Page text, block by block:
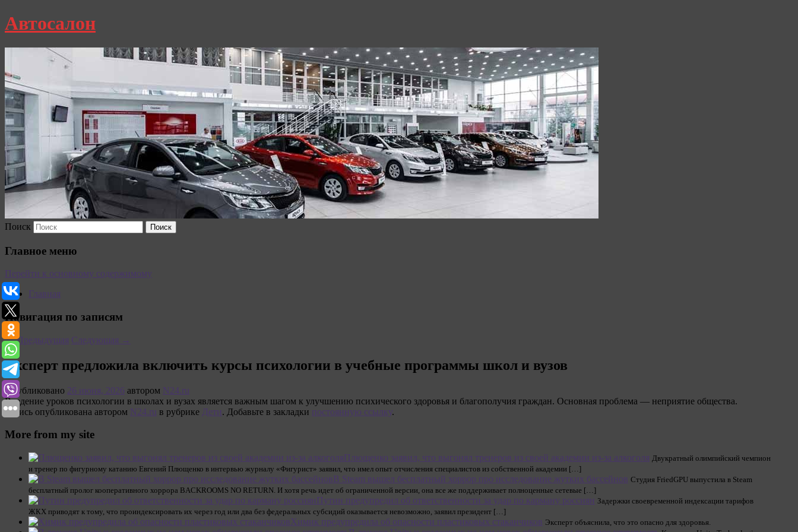
Автосалон
Поиск
Главное меню
Перейти к основному содержимому
Главная
Навигация по записям
←Предыдущая Следующая →
Эксперт предложила включить курсы психологии в учебные программы школ и вузов
Опубликовано 26 июня, 2026 автором N24.ru
Введение уроков психологии в школах и вузах является важным шагом к улучшению психического здоровья и благополучия граждан. Основная проблема — неприятие общества.
Запись опубликована автором N24.ru в рубрике Дети. Добавьте в закладки постоянную ссылку.
More from my site
Плющенко заявил, что выгонял тренеров из своей академии из-за алкоголя Двукратный олимпийский чемпион
и тренер по фигурному катанию Евгений Плющенко в интервью журналу «Фигурист» заявил, что имел опыт отчисления специалистов из собственной академии […]
В Steam вышел бесплатный хоррор про исследование жутких бассейнов Студия FriedGPU выпустила в Steam
бесплатный пролог кооперативного хоррора BACKROOMS NO RETURN. И хотя речь идет об ограниченной версии, она все же поддерживает полноценные сетевые […]
Путин предупредил об ответственности за удар по карману россиян Задержки своевременной индексации тарифов
ЖКХ приводят к тому, что проиндексировать их через год или два без федеральных субсидий оказывается невозможно, заявил президент […]
Химик предупредила об опасности пластиковых стаканчиков Эксперт объяснила, что это опасно для здоровья.